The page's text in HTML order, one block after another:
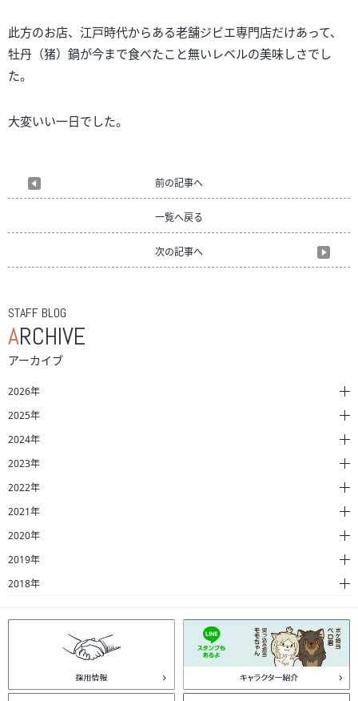
此方のお店、江戸時代からある老舗ジビエ専門店だけあって、
牡丹（猪）鍋が今まで食べたこと無いレベルの美味しさでし
た。
大変いい一日でした。
前の記事へ
一覧へ戻る
次の記事へ
STAFF BLOG
ARCHIVE
アーカイブ
2026年
2025年
2024年
2023年
2022年
2021年
2020年
2019年
2018年